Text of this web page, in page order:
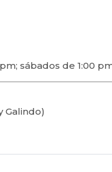
sábados de 1:00
Galindo)